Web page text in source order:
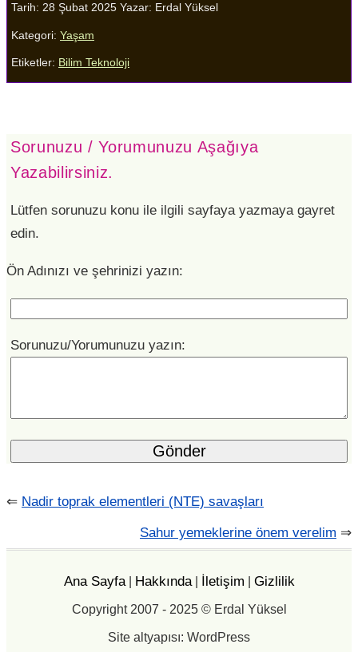
Tarih: 28 Şubat 2025 Yazar: Erdal Yüksel
Kategori: Yaşam
Etiketler: Bilim Teknoloji
Sorunuzu / Yorumunuzu Aşağıya
Yazabilirsiniz.
Lütfen sorunuzu konu ile ilgili sayfaya yazmaya gayret
edin.
Ön Adınızı ve şehrinizi yazın:
Sorunuzu/Yorumunuzu yazın:
⇐ Nadir toprak elementleri (NTE) savaşları
Sahur yemeklerine önem verelim ⇒
Ana Sayfa| Hakkında| İletişim Gizlilik
Copyright 2007 - 2025 © Erdal Yüksel
Site altyapısı: WordPress